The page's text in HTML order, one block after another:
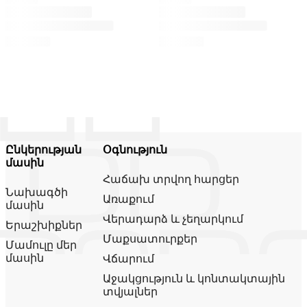
Ընկերության
մասին
Նախագծի
մասին
Երաշխիքներ
Մամուլը մեր
մասին
Օգնություն
Հաճախ տրվող հարցեր
Առաքում
Վերադարձ և չեղարկում
Մաքսատուրքեր
Վճարում
Աջակցություն և կոնտակտային
տվյալներ